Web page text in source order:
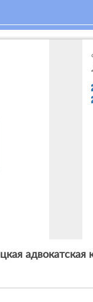
адвокатская